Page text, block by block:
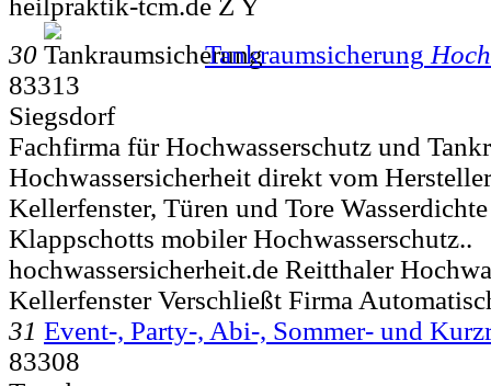
30
Tankraumsicherung
83313
Siegsdorf
Fachfirma für Hochwasserschutz und
Hochwassersicherheit direkt vom
Kellerfenster, Türen und Tore
Klappschotts mobiler Hochwasserschutz..
hochwassersicherheit.de Reitthaler
Kellerfenster Verschließt Firma
31 Event-, Party-, Abi-, Sommer- und
83308